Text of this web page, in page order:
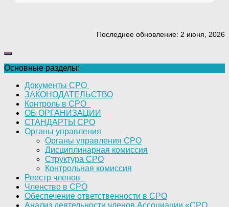
Последнее обновление: 2 июня, 2026
Основные разделы:
Документы СРО
ЗАКОНОДАТЕЛЬСТВО
Контроль в СРО
ОБ ОРГАНИЗАЦИИ
СТАНДАРТЫ СРО
Органы управления
Органы управления СРО
Дисциплинарная комиссия
Структура СРО
Контрольная комиссия
Реестр членов
Членство в СРО
Обеспечение ответственности в СРО
Анализ деятельности членов Ассоциации «СРО